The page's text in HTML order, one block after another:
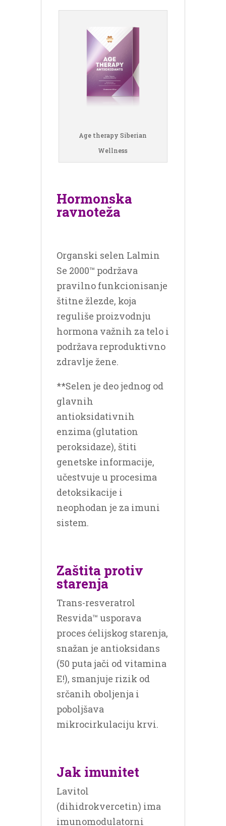
Age therapy Siberian
Wellness
Hormonska
ravnoteža
Organski selen Lalmin
Se 2000™ podržava
pravilno funkcionisanje
štitne žlezde, koja
reguliše proizvodnju
hormona važnih za telo i
podržava reproduktivno
zdravlje žene.
**Selen je deo jednog od
glavnih
antioksidativnih
enzima (glutation
peroksidaze), štiti
genetske informacije,
učestvuje u procesima
detoksikacije i
neophodan je za imuni
sistem.
Zaštita protiv
starenja
Trans-resveratrol
Resvida™ usporava
proces ćelijskog starenja,
snažan je antioksidans
(50 puta jači od vitamina
E!), smanjuje rizik od
srčanih oboljenja i
poboljšava
mikrocirkulaciju krvi.
Jak imunitet
Lavitol
(dihidrokvercetin) ima
imunomodulatorni